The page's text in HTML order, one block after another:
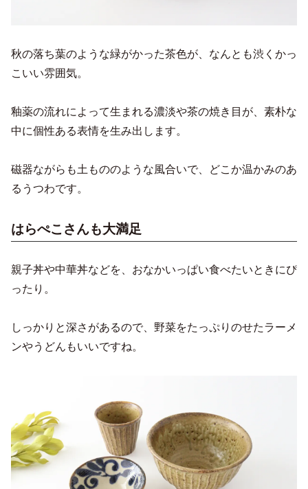
秋の落ち葉のような緑がかった茶色が、なんとも渋くかっ
こいい雰囲気。
釉薬の流れによって生まれる濃淡や茶の焼き目が、素朴な
中に個性ある表情を生み出します。
磁器ながらも土もののような風合いで、どこか温かみのあ
るうつわです。
はらぺこさんも大満足
親子丼や中華丼などを、おなかいっぱい食べたいときにぴ
ったり。
しっかりと深さがあるので、野菜をたっぷりのせたラーメ
ンやうどんもいいですね。